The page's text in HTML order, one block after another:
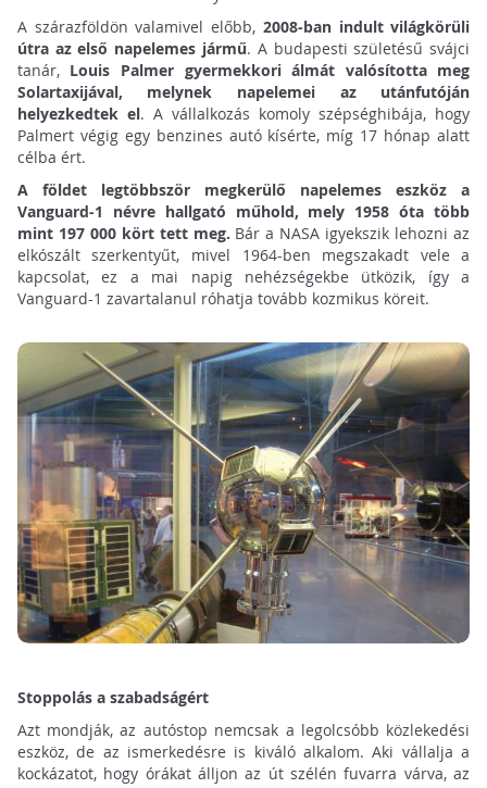
A szárazföldön valamivel előbb, 2008-ban indult világkörüli
útra az első napelemes jármű. A budapesti születésű svájci
tanár, Louis Palmer gyermekkori álmát valósította meg
Solartaxijával, melynek napelemei az utánfutóján
helyezkedtek el. A vállalkozás komoly szépséghibája, hogy
Palmert végig egy benzines autó kísérte, míg 17 hónap alatt
célba ért.
A földet legtöbbször megkerülő napelemes eszköz a
Vanguard-1 névre hallgató műhold, mely 1958 óta több
mint 197 000 kört tett meg. Bár a NASA igyekszik lehozni az
elkószált szerkentyűt, mivel 1964-ben megszakadt vele a
kapcsolat, ez a mai napig nehézségekbe ütközik, így a
Vanguard-1 zavartalanul róhatja tovább kozmikus köreit.
Stoppolás a szabadságért
Azt mondják, az autóstop nemcsak a legolcsóbb közlekedési
eszköz, de az ismerkedésre is kiváló alkalom. Aki vállalja a
kockázatot, hogy órákat álljon az út szélén fuvarra várva, az